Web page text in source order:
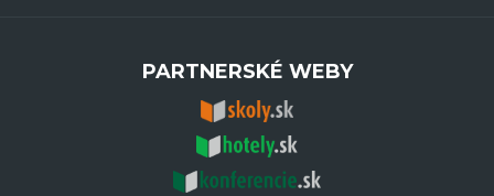
PARTNERSKÉ WEBY